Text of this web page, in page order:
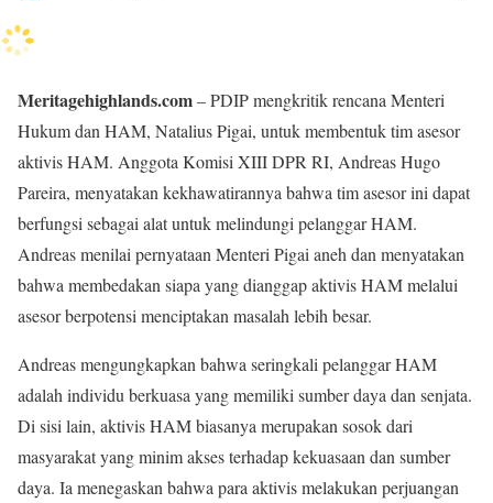
Meritagehighlands.com– PDIP mengkritik rencana Menteri
Hukum dan HAM, Natalius Pigai, untuk membentuk tim asesor
aktivis HAM. Anggota Komisi XIII DPR RI, Andreas Hugo
Pareira, menyatakan kekhawatirannya bahwa tim asesor ini dapat
berfungsi sebagai alat untuk melindungi pelanggar HAM.
Andreas menilai pernyataan Menteri Pigai aneh dan menyatakan
bahwa membedakan siapa yang dianggap aktivis HAM melalui
asesor berpotensi menciptakan masalah lebih besar.
Andreas mengungkapkan bahwa seringkali pelanggar HAM
adalah individu berkuasa yang memiliki sumber daya dan senjata.
Di sisi lain, aktivis HAM biasanya merupakan sosok dari
masyarakat yang minim akses terhadap kekuasaan dan sumber
daya. Ia menegaskan bahwa para aktivis melakukan perjuangan